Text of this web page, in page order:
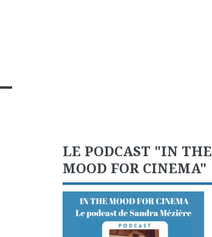
LE PODCAST "IN THE
MOOD FOR CINEMA"